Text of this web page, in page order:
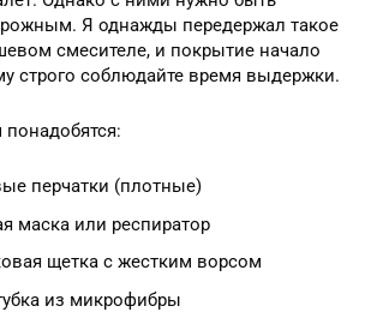
Я однажды передержал такое
смесителе, и покрытие начало
строго соблюдайте время выдержки.
перчатки (плотные)
маска или респиратор
щетка с жестким ворсом
из микрофибры